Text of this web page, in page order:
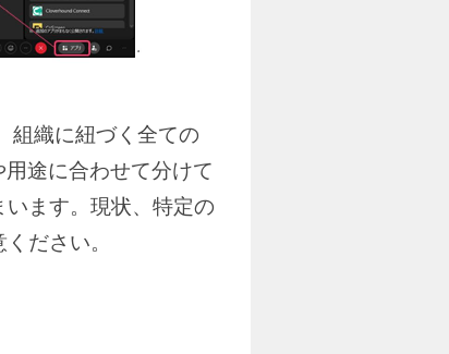
組織に紐づく全ての
途に合わせて分けて
ます。現状、特定の
ださい。